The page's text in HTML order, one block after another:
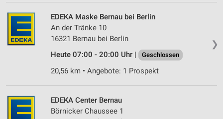
❯
EDEKA Maske Bernau bei Berlin
An der Tränke 10
16321 Bernau bei Berlin
Heute 07:00 - 20:00 Uhr |
Geschlossen
20,56 km • Angebote: 1 Prospekt
EDEKA Center Bernau
Börnicker Chaussee 1